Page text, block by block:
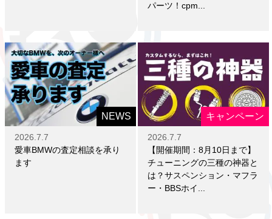
パーツ！cpm...
NEWS
2026.7.7
愛車BMWの査定相談を承り
ます
キャンペーン
2026.7.7
【開催期間：8月10日まで】
チューニングの三種の神器と
は？サスペンション・マフラ
ー・BBSホイ...